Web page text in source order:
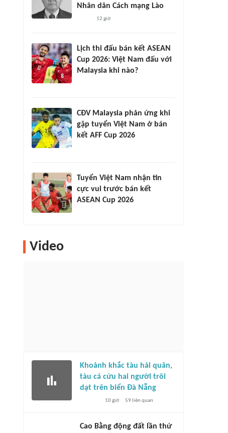
Nhân dân Cách mạng Lào
12 giờ
Lịch thi đấu bán kết ASEAN
Cup 2026: Việt Nam đấu với
Malaysia khi nào?
CĐV Malaysia phản ứng khi
gặp tuyển Việt Nam ở bán
kết AFF Cup 2026
Tuyển Việt Nam nhận tin
cực vui trước bán kết
ASEAN Cup 2026
Video
Khoảnh khắc tàu hải quân,
tàu cá cứu hai người trôi
dạt trên biển Đà Nẵng
10 giờ 59 liên quan
Cao Bằng động đất lần thứ